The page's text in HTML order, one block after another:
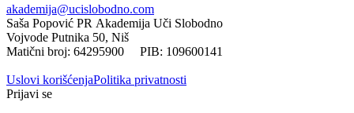
akademija@ucislobodno.com
Saša Popović PR Akademija Uči Slobodno
Vojvode Putnika 50, Niš
Matični broj: 64295900 PIB: 109600141
Uslovi korišćenjaPolitika privatnosti
Prijavi se